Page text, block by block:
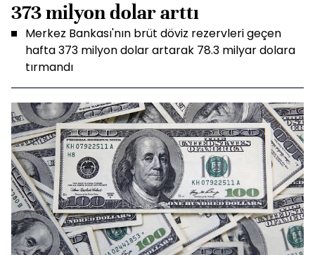
373 milyon dolar arttı
Merkez Bankası'nın brüt döviz rezervleri geçen
hafta 373 milyon dolar artarak 78.3 milyar dolara
tırmandı